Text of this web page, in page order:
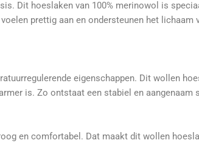
Dit hoeslaken van 100% merinowol is
prettig aan en ondersteunen het lichaam
eigenschappen. Dit wollen
is. Zo ontstaat een stabiel en
en comfortabel. Dat maakt dit wollen